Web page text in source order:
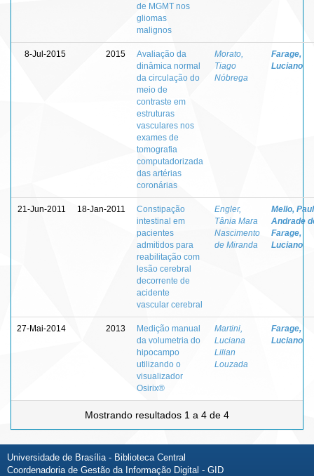
de MGMT nos
gliomas
malignos
8-Jul-2015 2015
Avaliação da
dinâmica normal
da circulação do
meio de
contraste em
estruturas
vasculares nos
exames de
tomografia
computadorizada
das artérias
coronárias
Morato,
Tiago
Nóbrega
Farage,
Luciano
21-Jun-2011 18-Jan-2011
Constipação
intestinal em
pacientes
admitidos para
reabilitação com
lesão cerebral
decorrente de
acidente
vascular cerebral
Engler,
Tânia Mara
Nascimento
de Miranda
Mello,
Andrade
Farage,
Luciano
27-Mai-2014 2013
Medição manual
da volumetria do
hipocampo
utilizando o
visualizador
Osirix®
Martini,
Luciana
Lilian
Louzada
Farage,
Luciano
Mostrando resultados 1 a 4 de 4
Universidade de Brasília - Biblioteca Central
Coordenadoria de Gestão da Informação Digital - GID